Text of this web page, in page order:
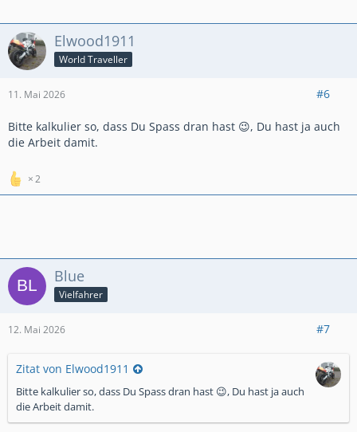
Elwood1911
World Traveller
11. Mai 2026 #6
Bitte kalkulier so, dass Du Spass dran hast 😉, Du hast ja auch
die Arbeit damit.
2
Blue
Vielfahrer
12. Mai 2026 #7
Zitat von Elwood1911
Bitte kalkulier so, dass Du Spass dran hast 😉, Du hast ja auch
die Arbeit damit.